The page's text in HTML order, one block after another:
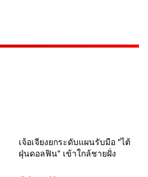
เจ้อเจียงยกระดับแผนรับมือ "ไต้
ฝุ่นดอลฟิน" เข้าใกล้ชายฝั่ง